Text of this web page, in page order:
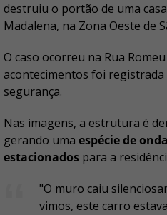
destruiu o portão de uma
Madalena, na Zona Oeste de
O caso ocorreu na Rua
acontecimentos foi registrada
segurança.
Nas imagens, a estrutura é
gerando uma espécie de onda
estacionados para a
"O muro caiu
vimos, este carro